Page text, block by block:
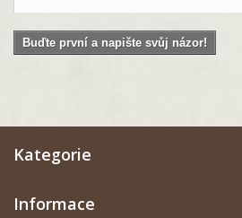
Buďte první a napište svůj názor!
Kategorie
Informace